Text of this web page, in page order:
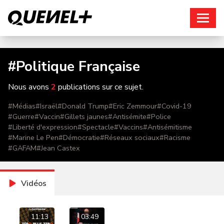
#Politique Française
Nous avons 2 publications sur ce sujet.
#Médias#Israël#Donald Trump#Eric Zemmour#Covid-19
#Guerre#Vaccin#Gillets jaunes#Antisémite#Police
#Liberté d'expression#Spectacle#Vaccins#Antisémitisme
#Marine Le Pen#Démocratie#Réseaux sociaux#Racisme
#GAFAM#Jean Castex
Vidéos
11:13 03:49